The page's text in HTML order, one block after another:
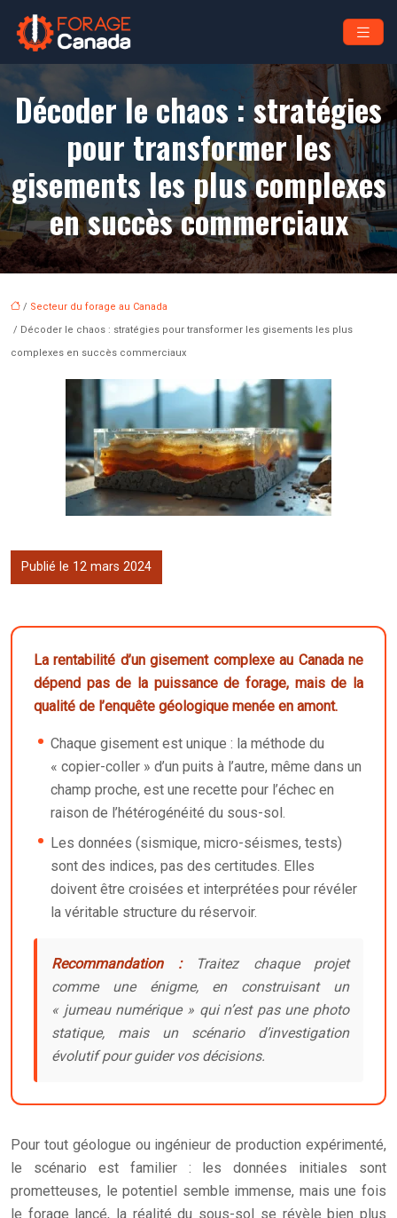
Décoder le chaos : stratégies
pour transformer les
gisements les plus complexes
en succès commerciaux
/ Secteur du forage au Canada
/ Décoder le chaos : stratégies pour transformer les gisements les plus
complexes en succès commerciaux
Publié le 12 mars 2024
La rentabilité d’un gisement complexe au Canada ne
dépend pas de la puissance de forage, mais de la
qualité de l’enquête géologique menée en amont.
Chaque gisement est unique : la méthode du
« copier-coller » d’un puits à l’autre, même dans un
champ proche, est une recette pour l’échec en
raison de l’hétérogénéité du sous-sol.
Les données (sismique, micro-séismes, tests)
sont des indices, pas des certitudes. Elles
doivent être croisées et interprétées pour révéler
la véritable structure du réservoir.
Recommandation :Traitez chaque projet
comme une énigme, en construisant un
« jumeau numérique » qui n’est pas une photo
statique, mais un scénario d’investigation
évolutif pour guider vos décisions.
Pour tout géologue ou ingénieur de production expérimenté,
le scénario est familier : les données initiales sont
prometteuses, le potentiel semble immense, mais une fois
le forage lancé, la réalité du sous-sol se révèle bien plus